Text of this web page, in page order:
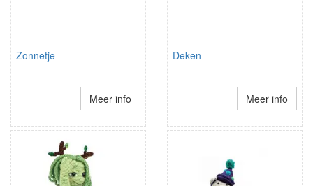
Zonnetje
Meer info
Deken
Meer info